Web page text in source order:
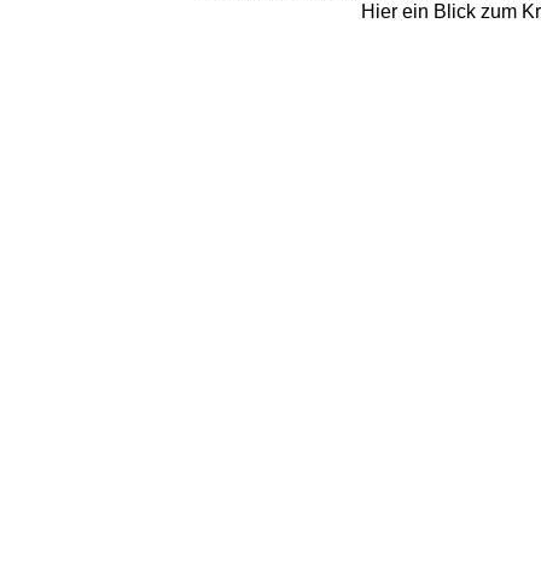
Hier ein Blick zum